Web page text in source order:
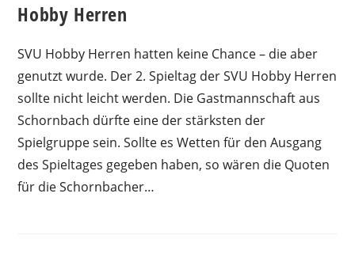
Hobby Herren
SVU Hobby Herren hatten keine Chance – die aber
genutzt wurde. Der 2. Spieltag der SVU Hobby Herren
sollte nicht leicht werden. Die Gastmannschaft aus
Schornbach dürfte eine der stärksten der
Spielgruppe sein. Sollte es Wetten für den Ausgang
des Spieltages gegeben haben, so wären die Quoten
für die Schornbacher…